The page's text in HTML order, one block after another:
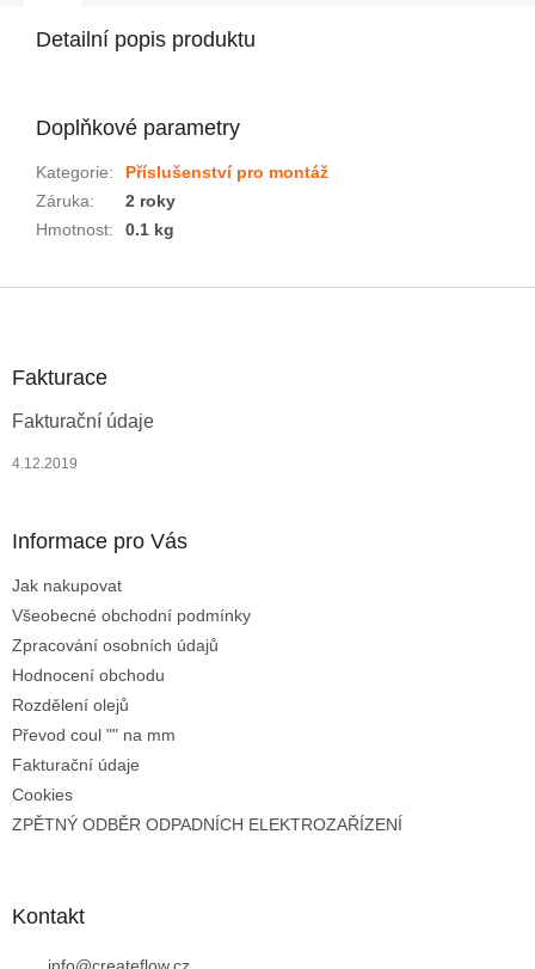
Detailní popis produktu
Doplňkové parametry
Kategorie:
Příslušenství pro montáž
Záruka:
2 roky
Hmotnost: 0.1 kg
Fakturace
Fakturační údaje
4.12.2019
Informace pro Vás
Jak nakupovat
Všeobecné obchodní podmínky
Zpracování osobních údajů
Hodnocení obchodu
Rozdělení olejů
Převod coul "" na mm
Fakturační údaje
Cookies
ZPĚTNÝ ODBĚR ODPADNÍCH ELEKTROZAŘÍZENÍ
Kontakt